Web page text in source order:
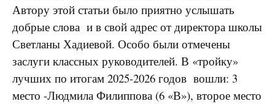
Автору этой статьи было приятно услышать
добрые слова и в свой адрес от директора школы
Светланы Хадиевой. Особо были отмечены
заслуги классных руководителей. В «тройку»
лучших по итогам 2025-2026 годов вошли: 3
место -Людмила Филиппова (6 «В»), второе место